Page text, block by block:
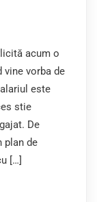
acum o
vine vorba de
este
stie
De
plan de
[…]